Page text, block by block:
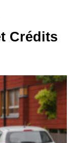
Crédits